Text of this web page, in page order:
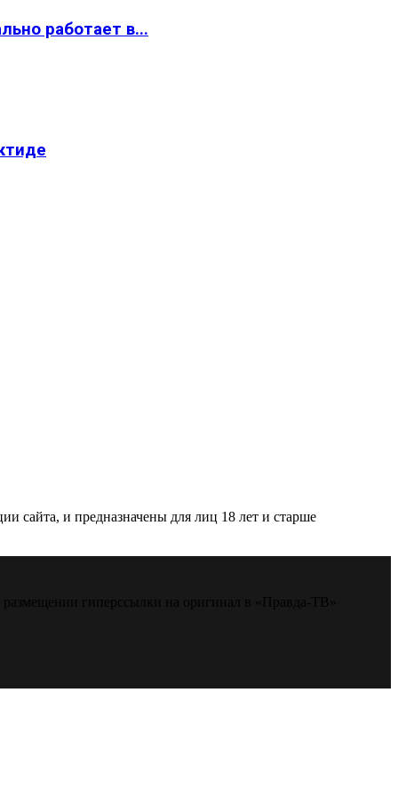
работает в...
сайта, и предназначены для лиц 18 лет и старше
гиперссылки на оригинал в «Правда-ТВ»